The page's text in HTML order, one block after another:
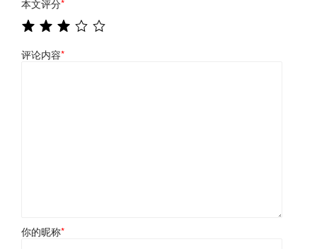
本文评分*
评论内容*
你的昵称*